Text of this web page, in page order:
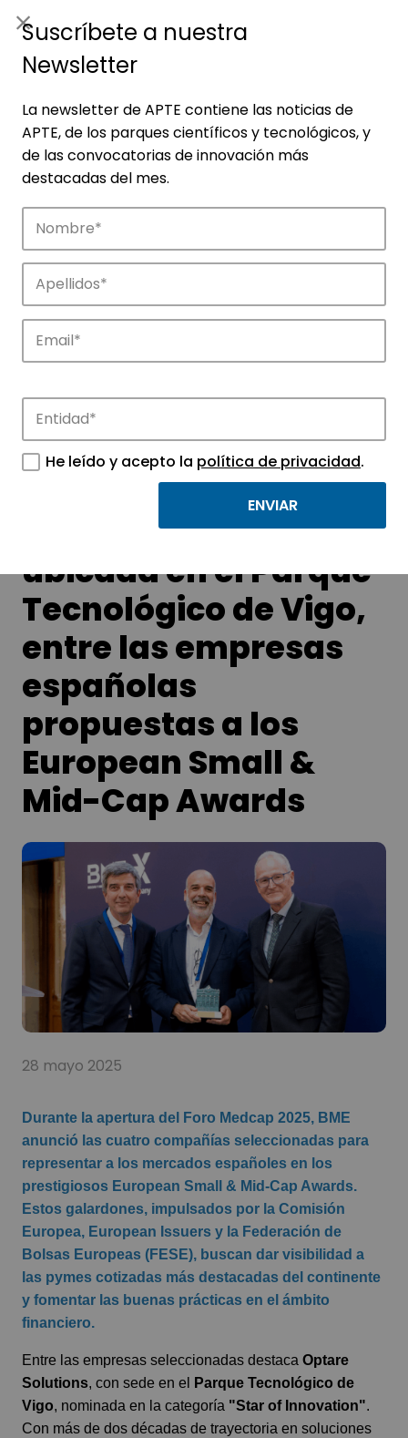
Noticias
APTE y sus parques científicos y
tecnológicos.
Optare Solutions,
ubicada en el Parque
Tecnológico de Vigo,
entre las empresas
españolas
propuestas a los
European Small &
Mid-Cap Awards
28 mayo 2025
Durante la apertura del Foro Medcap 2025, BME
anunció las cuatro compañías seleccionadas para
representar a los mercados españoles en los
prestigiosos European Small & Mid-Cap Awards.
Estos galardones, impulsados por la Comisión
Europea, European Issuers y la Federación de
Bolsas Europeas (FESE), buscan dar visibilidad a
las pymes cotizadas más destacadas del continente
y fomentar las buenas prácticas en el ámbito
financiero.
Entre las empresas seleccionadas destaca Optare
Solutions, con sede en el
Parque Tecnológico de
Vigo, nominada en la categoría "Star of Innovation".
Con más de dos décadas de trayectoria en soluciones
Suscríbete a nuestra
Newsletter
La newsletter de APTE contiene las noticias de
APTE, de los parques científicos y tecnológicos, y
de las convocatorias de innovación más
destacadas del mes.
He leído y acepto la política de privacidad.